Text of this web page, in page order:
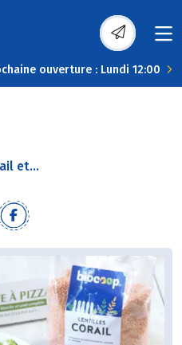
ouverture : Lundi 12:00
et...